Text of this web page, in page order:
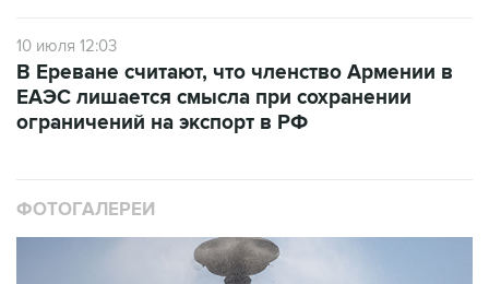
10 июля 12:03
В Ереване считают, что членство Армении в
ЕАЭС лишается смысла при сохранении
ограничений на экспорт в РФ
ФОТОГАЛЕРЕИ